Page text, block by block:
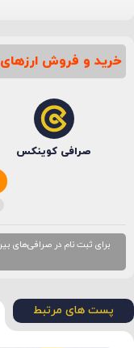
نام*
خرید و فروش
صرافی کوینکس
پست های مرتبط